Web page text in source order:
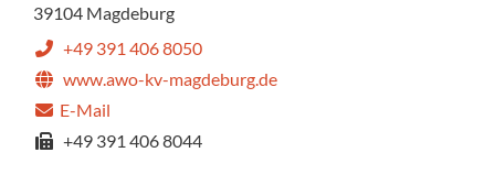
39104 Magdeburg
+49 391 406 8050
www.awo-kv-magdeburg.de
E-Mail
+49 391 406 8044